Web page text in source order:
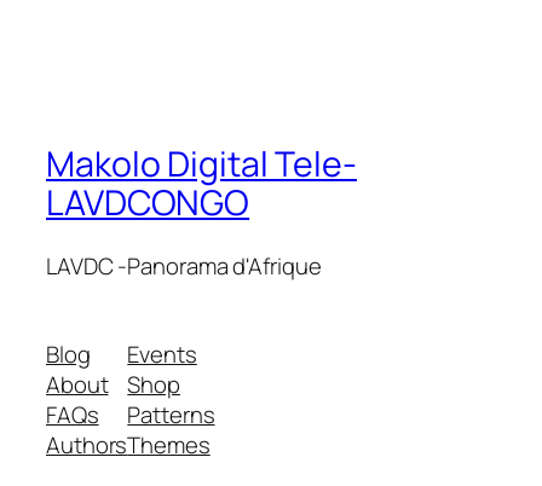
Makolo Digital Tele-
LAVDCONGO
LAVDC -Panorama d'Afrique
Blog
About
FAQs
Authors
Events
Shop
Patterns
Themes